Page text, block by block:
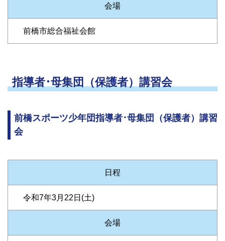
会場
前橋市総合福祉会館
指導者･母集団（保護者）講習会
前橋スポーツ少年団指導者･母集団（保護者）講習
会
日程
令和7年3月22日(土)
会場